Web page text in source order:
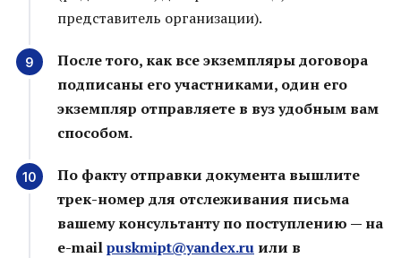
представитель организации).
После того, как все экземпляры договора
подписаны его участниками, один его
экземпляр отправляете в вуз удобным вам
способом.
По факту отправки документа вышлите
трек-номер для отслеживания письма
вашему консультанту по поступлению — на
e-mailpuskmipt@yandex.ru или в